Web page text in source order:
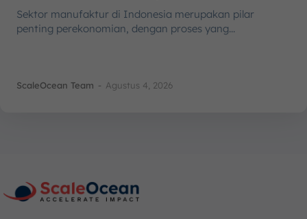
Sektor manufaktur di Indonesia merupakan pilar
penting perekonomian, dengan proses yang...
ScaleOcean Team - Agustus 4, 2026